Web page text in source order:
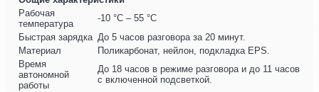
Рабочая
температура
-10 °C – 55 °C
Быстрая зарядка До 5 часов разговора за 20 минут.
Материал
Поликарбонат, нейлон, подкладка EPS.
Время
автономной
работы
До 18 часов в режиме разговора и до 11 часов
с включенной подсветкой.